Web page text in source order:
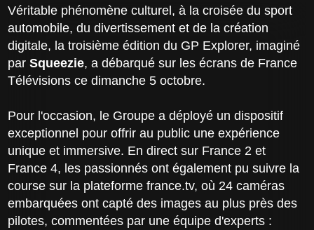
Véritable phénomène culturel, à la croisée du sport
automobile, du divertissement et de la création
digitale, la troisième édition du GP Explorer, imaginé
parSqueezie, a débarqué sur les écrans de France
Télévisions ce dimanche 5 octobre.
Pour l'occasion, le Groupe a déployé un dispositif
exceptionnel pour offrir au public une expérience
unique et immersive. En direct sur France 2 et
France 4, les passionnés ont également pu suivre la
course sur la plateforme france.tv, où 24 caméras
embarquées ont capté des images au plus près des
pilotes, commentées par une équipe d'experts :